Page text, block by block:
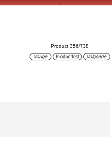
Product 356/738